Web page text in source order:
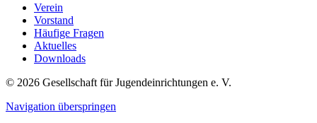
Verein
Vorstand
Häufige Fragen
Aktuelles
Downloads
© 2026 Gesellschaft für Jugendeinrichtungen e. V.
Navigation überspringen